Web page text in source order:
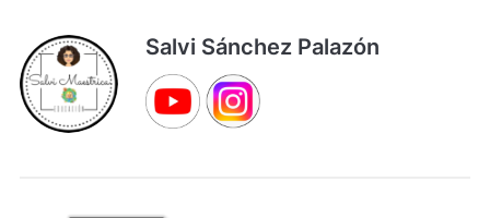
Salvi Sánchez Palazón